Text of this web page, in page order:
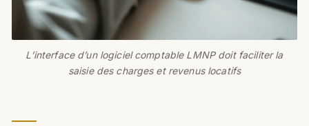
L’interface d’un logiciel comptable LMNP doit faciliter la
saisie des charges et revenus locatifs